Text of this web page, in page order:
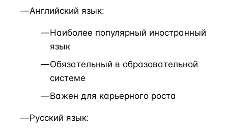
Английский язык:
Наиболее популярный иностранный
язык
Обязательный в образовательной
системе
Важен для карьерного роста
Русский язык: